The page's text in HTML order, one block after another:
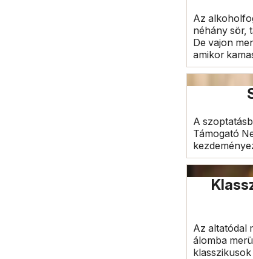
Az
néhány sör,
De vajon
amikor
A
Támogató
Az altatódal
álomba